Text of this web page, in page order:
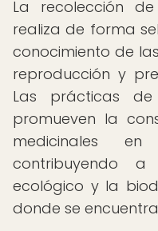
La recolección
realiza de forma
conocimiento de
reproducción y
Las prácticas de
promueven la
medicinales
contribuyendo
ecológico y la
donde se